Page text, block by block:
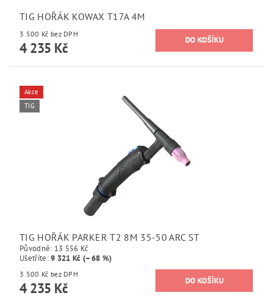
TIG HOŘÁK KOWAX T17A 4M
3 500 Kč bez DPH
4 235 Kč
Akce
TIG
TIG HOŘÁK PARKER T2 8M 35-50 ARC ST
Původně: 13 556 Kč
Ušetříte:9 321 Kč (–68 %)
3 500 Kč bez DPH
4 235 Kč